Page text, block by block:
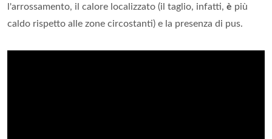
l'arrossamento, il calore localizzato (il taglio, infatti, è più
caldo rispetto alle zone circostanti) e la presenza di pus.